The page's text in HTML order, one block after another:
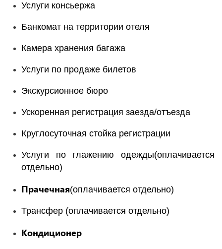
Услуги консьержа
Банкомат на территории отеля
Камера хранения багажа
Услуги по продаже билетов
Экскурсионное бюро
Ускоренная регистрация заезда/отъезда
Круглосуточная стойка регистрации
Услуги по глажению одежды(оплачивается
отдельно)
Прачечная(оплачивается отдельно)
Трансфер (оплачивается отдельно)
Кондиционер